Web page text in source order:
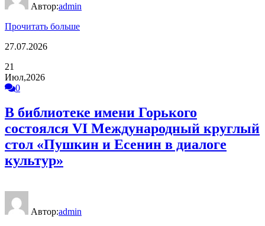
Автор:admin
Прочитать больше
27.07.2026
21
Июл,2026
0
В библиотеке имени Горького
состоялся VI Международный круглый
стол «Пушкин и Есенин в диалоге
культур»
Автор:admin